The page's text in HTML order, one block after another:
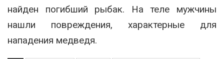
найден погибший рыбак. На теле мужчины
нашли повреждения, характерные для
нападения медведя.